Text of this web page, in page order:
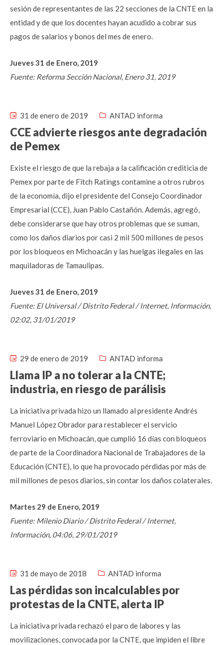
sesión de representantes de las 22 secciones de la CNTE en la
entidad y de que los docentes hayan acudido a cobrar sus
pagos de salarios y bonos del mes de enero.
Jueves 31 de Enero, 2019
Fuente: Reforma Sección Nacional, Enero 31, 2019
31 de enero de 2019 ANTAD informa
CCE advierte riesgos ante degradación
de Pemex
Existe el riesgo de que la rebaja a la calificación crediticia de
Pemex por parte de Fitch Ratings contamine a otros rubros
de la economía, dijo el presidente del Consejo Coordinador
Empresarial (CCE), Juan Pablo Castañón. Además, agregó,
debe considerarse que hay otros problemas que se suman,
como los daños diarios por casi 2 mil 500 millones de pesos
por los bloqueos en Michoacán y las huelgas ilegales en las
maquiladoras de Tamaulipas.
Jueves 31 de Enero, 2019
Fuente: El Universal / Distrito Federal / Internet, Información,
02:02, 31/01/2019
29 de enero de 2019 ANTAD informa
Llama IP a no tolerar a la CNTE;
industria, en riesgo de parálisis
La iniciativa privada hizo un llamado al presidente Andrés
Manuel López Obrador para restablecer el servicio
ferroviario en Michoacán, que cumplió 16 días con bloqueos
de parte de la Coordinadora Nacional de Trabajadores de la
Educación (CNTE), lo que ha provocado pérdidas por más de
mil millones de pesos diarios, sin contar los daños colaterales.
Martes 29 de Enero, 2019
Fuente: Milenio Diario / Distrito Federal / Internet,
Información, 04:06, 29/01/2019
31 de mayo de 2018 ANTAD informa
Las pérdidas son incalculables por
protestas de la CNTE, alerta IP
La iniciativa privada rechazó el paro de labores y las
movilizaciones, convocada por la CNTE, que impiden el libre